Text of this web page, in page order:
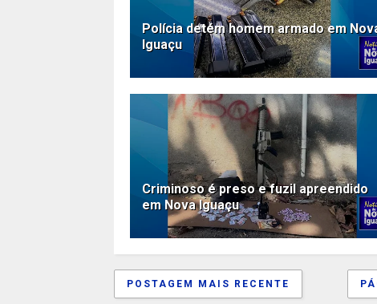
Polícia detém homem armado em
Iguaçu
Criminoso é preso e fuzil apreendido
em Nova Iguaçu
POSTAGEM MAIS RECENTE